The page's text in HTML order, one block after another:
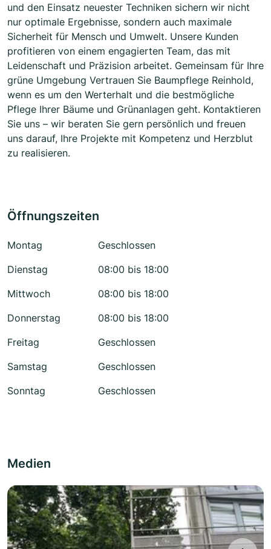
und den Einsatz neuester Techniken sichern wir nicht
nur optimale Ergebnisse, sondern auch maximale
Sicherheit für Mensch und Umwelt. Unsere Kunden
profitieren von einem engagierten Team, das mit
Leidenschaft und Präzision arbeitet. Gemeinsam für Ihre
grüne Umgebung Vertrauen Sie Baumpflege Reinhold,
wenn es um den Werterhalt und die bestmögliche
Pflege Ihrer Bäume und Grünanlagen geht. Kontaktieren
Sie uns – wir beraten Sie gern persönlich und freuen
uns darauf, Ihre Projekte mit Kompetenz und Herzblut
zu realisieren.
Öffnungszeiten
Montag
Geschlossen
Dienstag
08:00 bis 18:00
Mittwoch
08:00 bis 18:00
Donnerstag
08:00 bis 18:00
Freitag
Geschlossen
Samstag
Geschlossen
Sonntag
Geschlossen
Medien